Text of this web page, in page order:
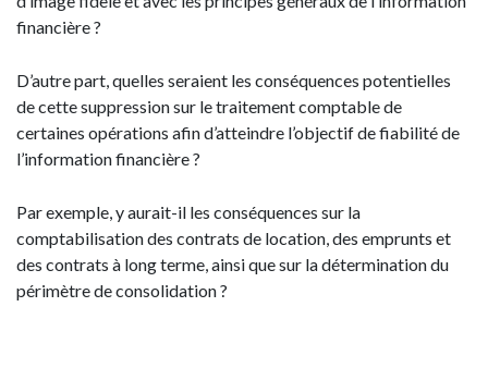
financière ?
D’autre part, quelles seraient les conséquences potentielles
de cette suppression sur le traitement comptable de
certaines opérations afin d’atteindre l’objectif de fiabilité de
l’information financière ?
Par exemple, y aurait-il les conséquences sur la
comptabilisation des contrats de location, des emprunts et
des contrats à long terme, ainsi que sur la détermination du
périmètre de consolidation ?